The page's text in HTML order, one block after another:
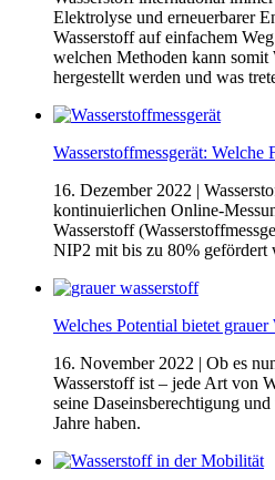
Elektrolyse und erneuerbarer
Wasserstoff auf einfachem
welchen Methoden kann somit
hergestellt werden und was
Wasserstoffmessgerät: Welche
16. Dezember 2022 |
kontinuierlichen Online-
Wasserstoff
NIP2 mit bis zu 80% gefördert
Welches Potential bietet
16. November 2022 | Ob es
Wasserstoff ist – jede Art von
seine Daseinsberechtigung
Jahre haben.